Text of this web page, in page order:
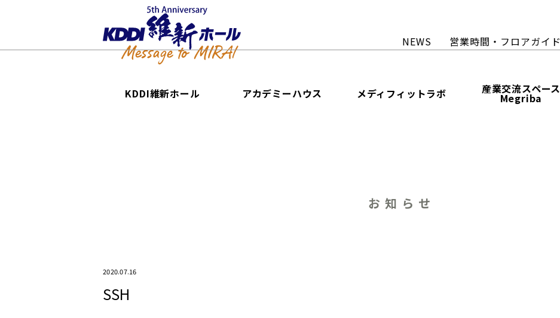
NEWS 営業時間・フロアガイド
KDDI維新ホール アカデミーハウス メディフィットラボ 産業交流スペース
Megriba
お知らせ
2020.07.16
SSH